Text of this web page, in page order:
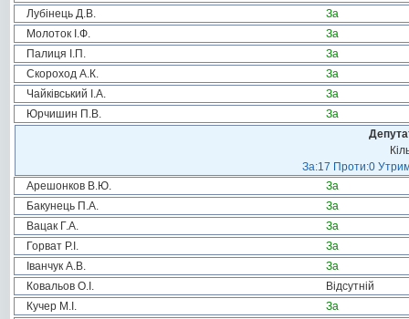
Лубінець Д.В.
За
Молоток І.Ф.
За
Палиця І.П.
За
Скороход А.К.
За
Чайківський І.А.
За
Юрчишин П.В.
За
За:17 Проти:0
Арешонков В.Ю.
За
Бакунець П.А.
За
Вацак Г.А.
За
Горват Р.І.
За
Іванчук А.В.
За
Ковальов О.І.
Відсутній
Кучер М.І.
За